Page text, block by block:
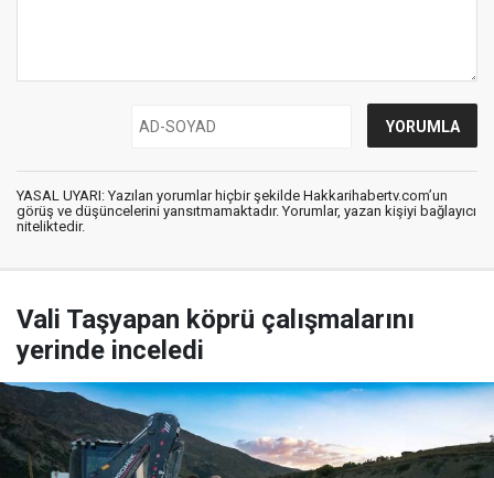
YASAL UYARI: Yazılan yorumlar hiçbir şekilde Hakkarihabertv.com’un
görüş ve düşüncelerini yansıtmamaktadır. Yorumlar, yazan kişiyi bağlayıcı
niteliktedir.
Vali Taşyapan köprü çalışmalarını
yerinde inceledi